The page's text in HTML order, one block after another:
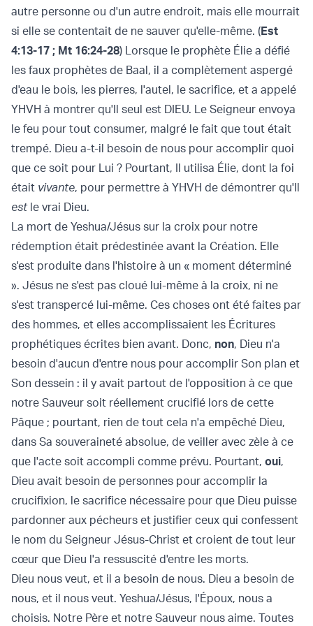
autre personne ou d'un autre endroit, mais elle mourrait
si elle se contentait de ne sauver qu'elle-même. (Est
4:13-17 ; Mt 16:24-28) Lorsque le prophète Élie a défié
les faux prophètes de Baal, il a complètement aspergé
d'eau le bois, les pierres, l'autel, le sacrifice, et a appelé
YHVH à montrer qu'Il seul est DIEU. Le Seigneur envoya
le feu pour tout consumer, malgré le fait que tout était
trempé. Dieu a-t-il besoin de nous pour accomplir quoi
que ce soit pour Lui ? Pourtant, Il utilisa Élie, dont la foi
était vivante, pour permettre à YHVH de démontrer qu'Il
estle vrai Dieu.
La mort de Yeshua/Jésus sur la croix pour notre
rédemption était prédestinée avant la Création. Elle
s'est produite dans l'histoire à un « moment déterminé
». Jésus ne s'est pas cloué lui-même à la croix, ni ne
s'est transpercé lui-même. Ces choses ont été faites par
des hommes, et elles accomplissaient les Écritures
prophétiques écrites bien avant. Donc, non, Dieu n'a
besoin d'aucun d'entre nous pour accomplir Son plan et
Son dessein : il y avait partout de l'opposition à ce que
notre Sauveur soit réellement crucifié lors de cette
Pâque ; pourtant, rien de tout cela n'a empêché Dieu,
dans Sa souveraineté absolue, de veiller avec zèle à ce
que l'acte soit accompli comme prévu. Pourtant, oui,
Dieu avait besoin de personnes pour accomplir la
crucifixion, le sacrifice nécessaire pour que Dieu puisse
pardonner aux pécheurs et justifier ceux qui confessent
le nom du Seigneur Jésus-Christ et croient de tout leur
cœur que Dieu l'a ressuscité d'entre les morts.
Dieu nous veut, et il a besoin de nous. Dieu a besoin de
nous, et il nous veut. Yeshua/Jésus, l'Époux, nous a
choisis. Notre Père et notre Sauveur nous aime. Toutes